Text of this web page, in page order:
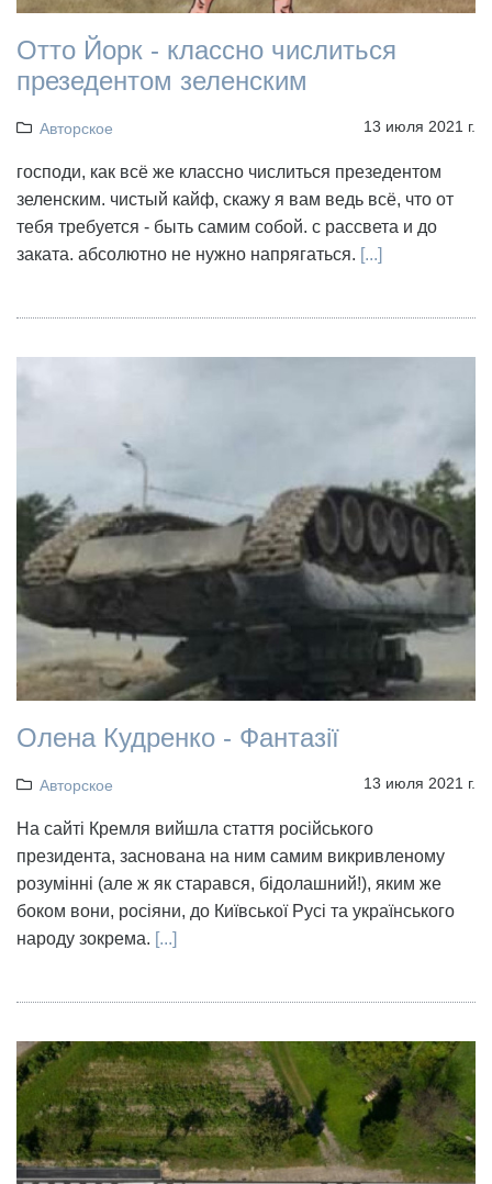
Отто Йорк - классно числиться
презедентом зеленским
Авторское 13 июля 2021 г.
господи, как всё же классно числиться презедентом
зеленским. чистый кайф, скажу я вам ведь всё, что от
тебя требуется - быть самим собой. с рассвета и до
заката. абсолютно не нужно напрягаться. [...]
Олена Кудренко - Фантазії
Авторское 13 июля 2021 г.
На сайті Кремля вийшла стаття російського
президента, заснована на ним самим викривленому
розумінні (але ж як старався, бідолашний!), яким же
боком вони, росіяни, до Київської Русі та українського
народу зокрема. [...]